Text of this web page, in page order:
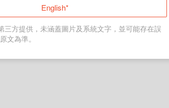
English*
三方提供，未涵蓋圖片及系統文字，並可能存在誤
文為準。